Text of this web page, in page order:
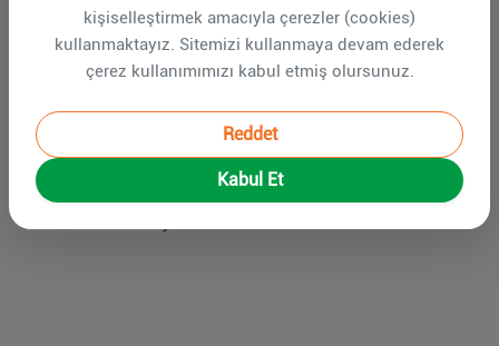
Veteriner Fakültesi’nde ekte programı sunulan 3. Ulusal Tek
Sağlık Günleri düzenlenecektir.
adresinden ulaşılmaktadır.
Program için lütfen tıklayınız.
kişiselleştirmek amacıyla çerezler (cookies)
kullanmaktayız. Sitemizi kullanmaya devam ederek
çerez kullanımımızı kabul etmiş olursunuz.
Reddet
Kabul Et